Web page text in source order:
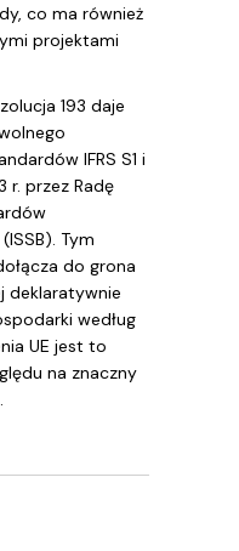
co ma również
projektami
193 daje
IFRS S1 i
r. przez Radę
Tym
do grona
deklaratywnie
według
UE jest to
na znaczny